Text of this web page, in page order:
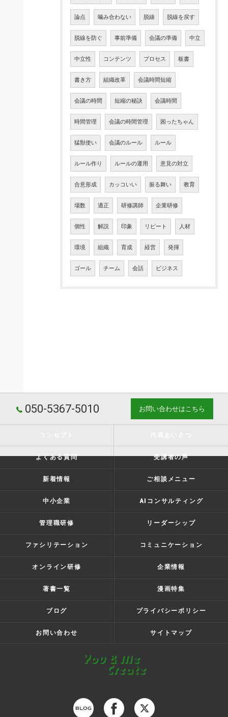
論点 噛み合わない 脱線 脱線を戻す
脱線を防ぐ 事前準備 会議の準備 中立
中立性 コンテンツ プロセス 板書
書き方 組織改革 会議時間短縮
会議の時間 短縮の秘訣 会議時間
時間管理 会議の時間管理 困ったちゃん
猛獣使い 会議のルール ルール
ルール作り ルールの運用 意見の対立
合意形成 カッコいい 振る舞い 教育
場数 適正 研修講師 企業研修
個性 解説 印象 リピート 人材
環境 組織 育成 経営 発揮
ゴール チーム 会話 ビジネス
050-5367-5010 お問い合わせはこちら
よくある質問 受講者の声
新着情報 ご相談メニュー
中小企業 AIコンサルティング
管理職研修 リーダーシップ
ファシリテーション コミュニケーション
オンライン研修 企業情報
著書一覧 漫画特集
ブログ プライバシーポリシー
お問い合わせ サイトマップ